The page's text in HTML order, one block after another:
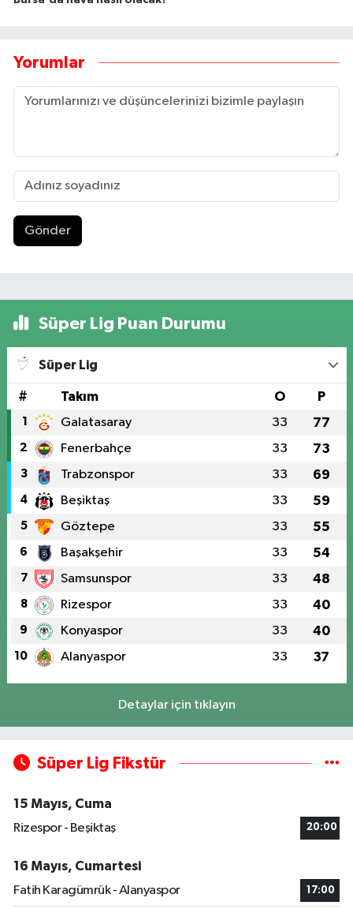
Yorumlar
Gönder
Süper Lig Puan Durumu
Süper Lig
# Takım O P
1 Galatasaray 33 77
2 Fenerbahçe 33 73
3 Trabzonspor 33 69
4 Beşiktaş 33 59
5 Göztepe 33 55
6 Başakşehir 33 54
7 Samsunspor 33 48
8 Rizespor 33 40
9 Konyaspor 33 40
10 Alanyaspor 33 37
Detaylar için tıklayın
Süper Lig Fikstür
15 Mayıs, Cuma
Rizespor - Beşiktaş
20:00
16 Mayıs, Cumartesi
Fatih Karagümrük - Alanyaspor
17:00